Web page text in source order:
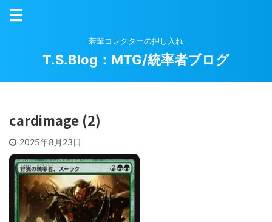
若輩コレクターの押し入れ
T.S.Blog：MTG/統率者ブログ
cardimage (2)
2025年8月23日